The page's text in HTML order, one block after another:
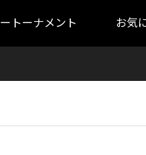
トーナメント お気